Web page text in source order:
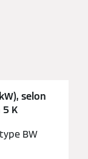
selon
K
BW